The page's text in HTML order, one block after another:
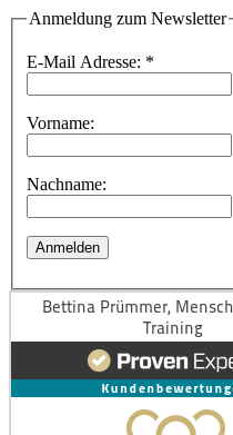
Anmeldung zum Newsletter
E-Mail Adresse: *
Vorname:
Nachname: